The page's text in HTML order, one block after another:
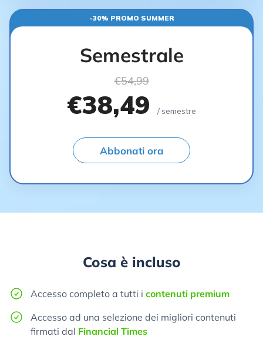
-30% PROMO SUMMER
Semestrale
€54,99
€38,49 / semestre
Abbonati ora
Cosa è incluso
Accesso completo a tutti i contenuti premium
Accesso ad una selezione dei migliori contenuti
firmati dal Financial Times